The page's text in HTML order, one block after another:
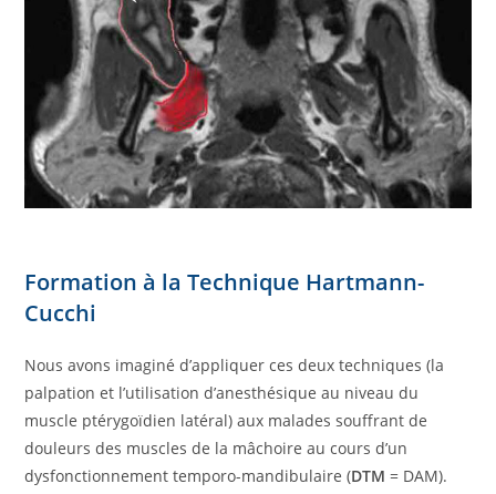
Formation à la Technique Hartmann-
Cucchi
Nous avons imaginé d’appliquer ces deux techniques (la
palpation et l’utilisation d’anesthésique au niveau du
muscle ptérygoïdien latéral) aux malades souffrant de
douleurs des muscles de la mâchoire au cours d’un
dysfonctionnement temporo-mandibulaire (DTM = DAM).